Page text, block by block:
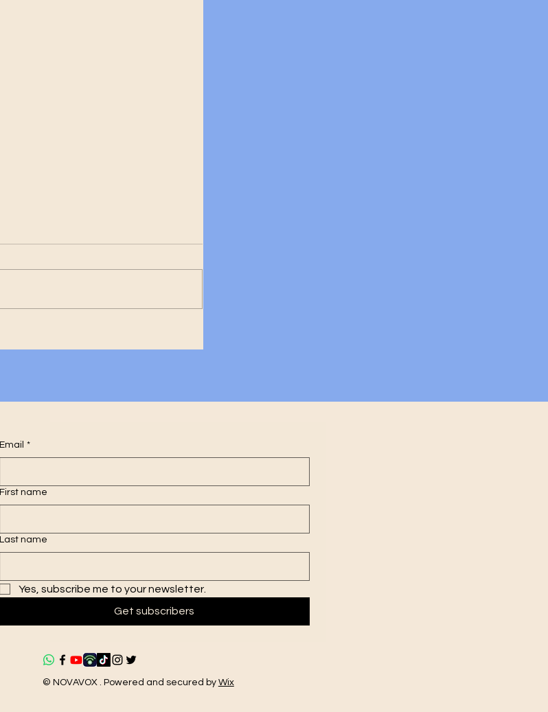
Email *
First name
Last name
Yes, subscribe me to your newsletter.
Get subscribers
© NOVAVOX . Powered and secured by Wix